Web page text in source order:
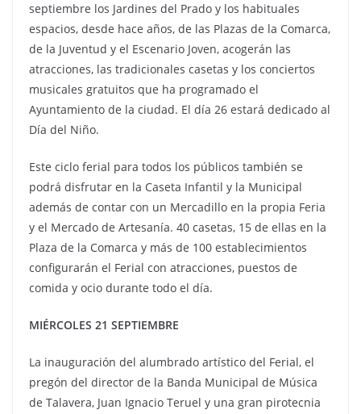
septiembre los Jardines del Prado y los habituales
espacios, desde hace años, de las Plazas de la Comarca,
de la Juventud y el Escenario Joven, acogerán las
atracciones, las tradicionales casetas y los conciertos
musicales gratuitos que ha programado el
Ayuntamiento de la ciudad. El día 26 estará dedicado al
Día del Niño.
Este ciclo ferial para todos los públicos también se
podrá disfrutar en la Caseta Infantil y la Municipal
además de contar con un Mercadillo en la propia Feria
y el Mercado de Artesanía. 40 casetas, 15 de ellas en la
Plaza de la Comarca y más de 100 establecimientos
configurarán el Ferial con atracciones, puestos de
comida y ocio durante todo el día.
MIÉRCOLES 21 SEPTIEMBRE
La inauguración del alumbrado artístico del Ferial, el
pregón del director de la Banda Municipal de Música
de Talavera, Juan Ignacio Teruel y una gran pirotecnia